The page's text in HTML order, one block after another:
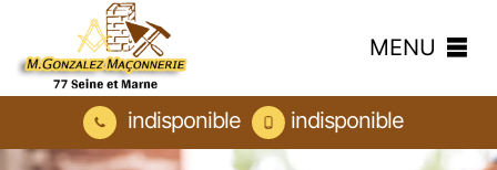
MENU
indisponible indisponible